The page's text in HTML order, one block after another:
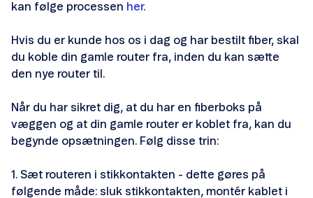
Opsætning og hjælp
kan følge processen her.
Hvis du er kunde hos os i dag og har bestilt fiber, skal
du koble din gamle router fra, inden du kan sætte
den nye router til.
Når du har sikret dig, at du har en fiberboks på
væggen og at din gamle router er koblet fra, kan du
begynde opsætningen. Følg disse trin:
Sæt routeren i stikkontakten - dette gøres på
følgende måde: sluk stikkontakten, montér kablet i